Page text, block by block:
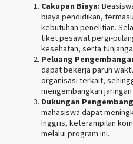
Cakupan Biaya:
biaya pendidikan,
kebutuhan penelitian.
tiket pesawat pergi-
kesehatan, serta
Peluang
dapat bekerja paruh
organisasi terkait,
mengembangkan
Dukungan
mahasiswa dapat
Inggris, keterampilan
melalui program ini.